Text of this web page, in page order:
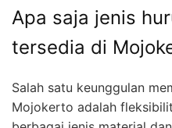
Apa saja jenis
tersedia di
Salah satu keunggulan
Mojokerto adalah